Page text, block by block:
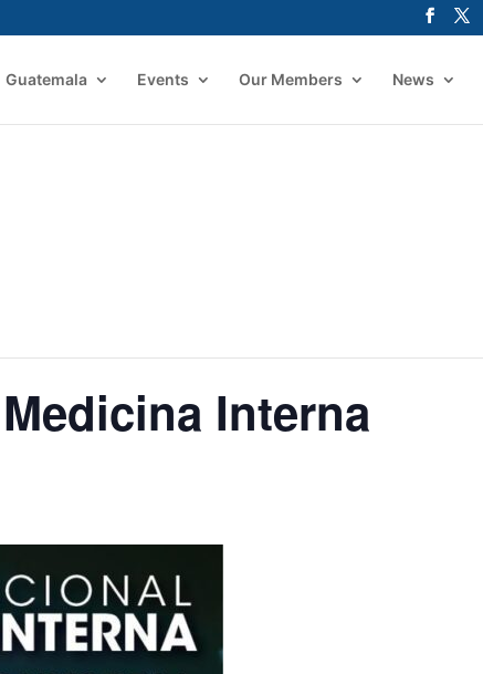
Guatemala Events Our Members News
Interna